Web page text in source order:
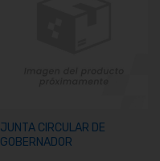
JUNTA CIRCULAR DE
GOBERNADOR